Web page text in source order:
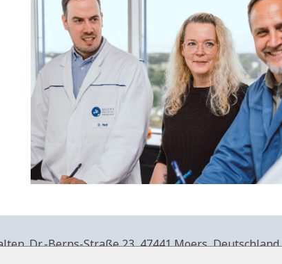
Dr.-Berns-Straße 23,47441 Moers, Deutschland.